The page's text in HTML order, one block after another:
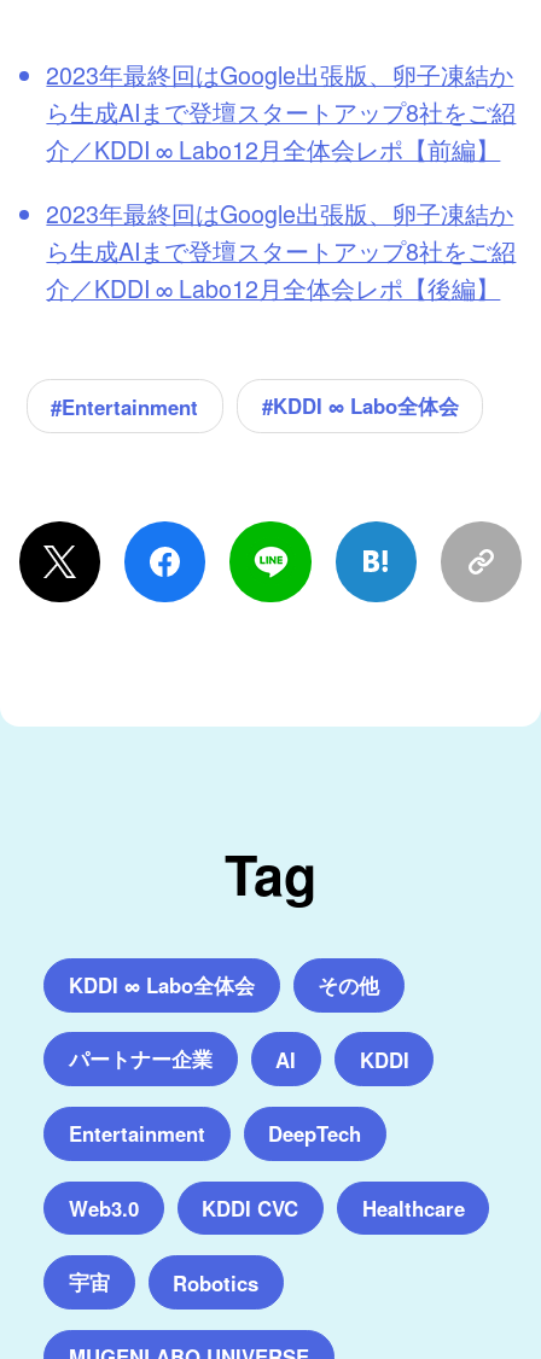
2023年最終回はGoogle出張版、卵子凍結か
ら生成AIまで登壇スタートアップ8社をご紹
介／KDDI ∞ Labo12月全体会レポ【前編】
2023年最終回はGoogle出張版、卵子凍結か
ら生成AIまで登壇スタートアップ8社をご紹
介／KDDI ∞ Labo12月全体会レポ【後編】
#Entertainment #KDDI ∞ Labo全体会
Tag
KDDI ∞ Labo全体会 その他
パートナー企業 AI KDDI
Entertainment DeepTech
Web3.0 KDDI CVC Healthcare
宇宙 Robotics